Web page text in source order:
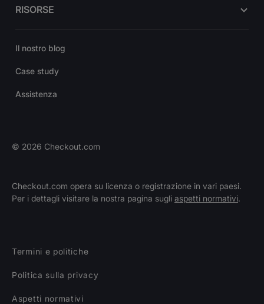
RISORSE
Il nostro blog
Case study
Assistenza
© 2026 Checkout.com
Checkout.com opera su licenza o registrazione in vari paesi.
Per i dettagli visitare la nostra pagina sugli aspetti normativi.
Termini e politiche
Politica sulla privacy
Aspetti normativi